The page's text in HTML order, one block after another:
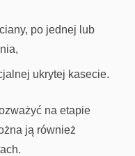
po jednej lub
ukrytej kasecie.
na etapie
ją również